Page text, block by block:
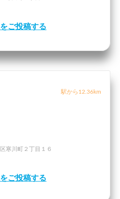
ご投稿する
駅から12.36km
寒川町２丁目１６
ご投稿する